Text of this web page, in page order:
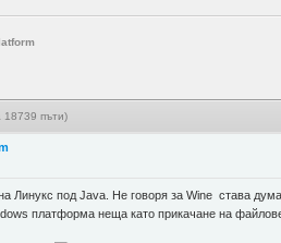
18739 пъти)
Линукс под Java. Не говоря за Wine става
платформа неща като прикачане на